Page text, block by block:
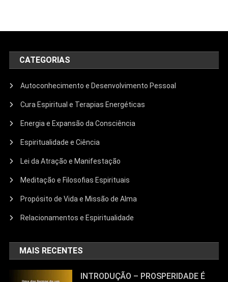
CATEGORIAS
Autoconhecimento e Desenvolvimento Pessoal
Cura Espiritual e Terapias Energéticas
Energia e Expansão da Consciência
Espiritualidade e Ciência
Lei da Atração e Manifestação
Meditação e Filosofias Espirituais
Propósito de Vida e Missão de Alma
Relacionamentos e Espiritualidade
MAIS RECENTES